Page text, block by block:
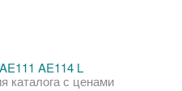
AE114 L
каталога с ценами